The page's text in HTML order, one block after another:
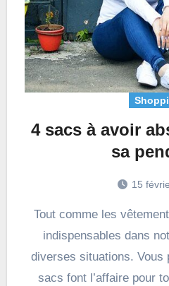
4 sacs à avoir
sa
15
Tout comme les vêtements, les sacs nous sont
indispensables dans
diverses situations. Vous
sacs font l’affaire pour